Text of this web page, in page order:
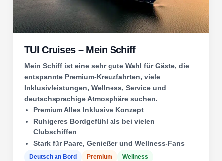
TUI Cruises – Mein Schiff
Mein Schiff ist eine sehr gute Wahl für Gäste, die
entspannte Premium-Kreuzfahrten, viele
Inklusivleistungen, Wellness, Service und
deutschsprachige Atmosphäre suchen.
Premium Alles Inklusive Konzept
Ruhigeres Bordgefühl als bei vielen
Clubschiffen
Stark für Paare, Genießer und Wellness-Fans
Deutsch an Bord Premium Wellness